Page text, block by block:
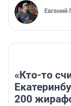
Евгений
«Кто-то
200